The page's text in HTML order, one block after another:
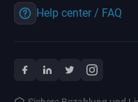
Help center / FAQ